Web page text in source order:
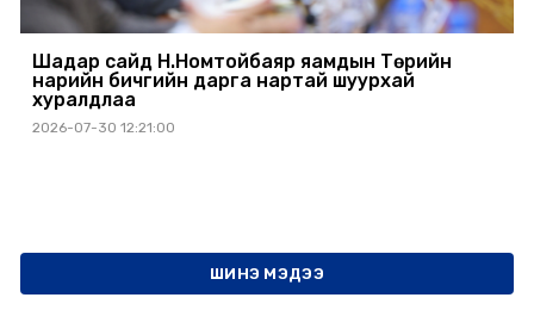
Шадар сайд Н.Номтойбаяр яамдын Төрийн
нарийн бичгийн дарга нартай шуурхай
хуралдлаа
2026-07-30 12:21:00
ШИНЭ МЭДЭЭ